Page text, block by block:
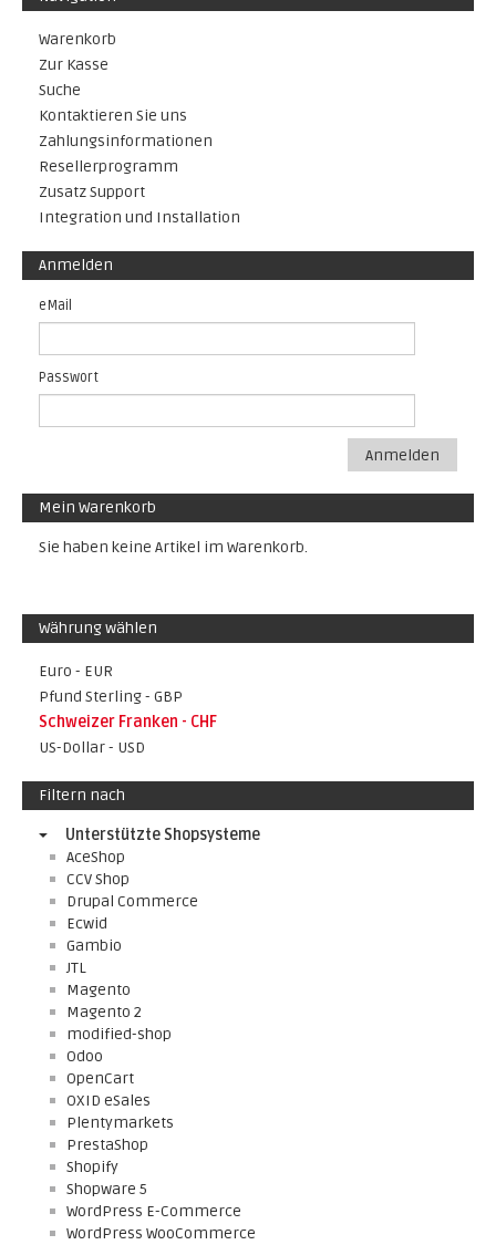
Warenkorb
Zur Kasse
Suche
Kontaktieren Sie uns
Zahlungsinformationen
Resellerprogramm
Zusatz Support
Integration und Installation
Anmelden
eMail
Passwort
Anmelden
Mein Warenkorb
Sie haben keine Artikel im Warenkorb.
Währung wählen
Euro - EUR
Pfund Sterling - GBP
Schweizer Franken - CHF
US-Dollar - USD
Filtern nach
Unterstützte Shopsysteme
AceShop
CCV Shop
Drupal Commerce
Ecwid
Gambio
JTL
Magento
Magento 2
modified-shop
Odoo
OpenCart
OXID eSales
Plentymarkets
PrestaShop
Shopify
Shopware 5
WordPress E-Commerce
WordPress WooCommerce